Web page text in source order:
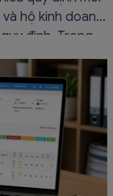
hộ kinh doanh
định. Trong
chia sẻ 13